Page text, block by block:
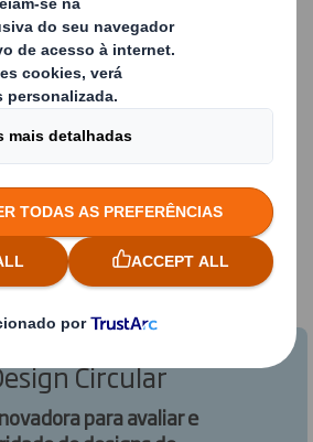
e a logística mais
tanto os materiais, como o
Métricas de Design Circular, pode
desempenho de circularidade das
de design.
de circularidade com as
Circular, poderá escolher
circular.
Circular
para avaliar e